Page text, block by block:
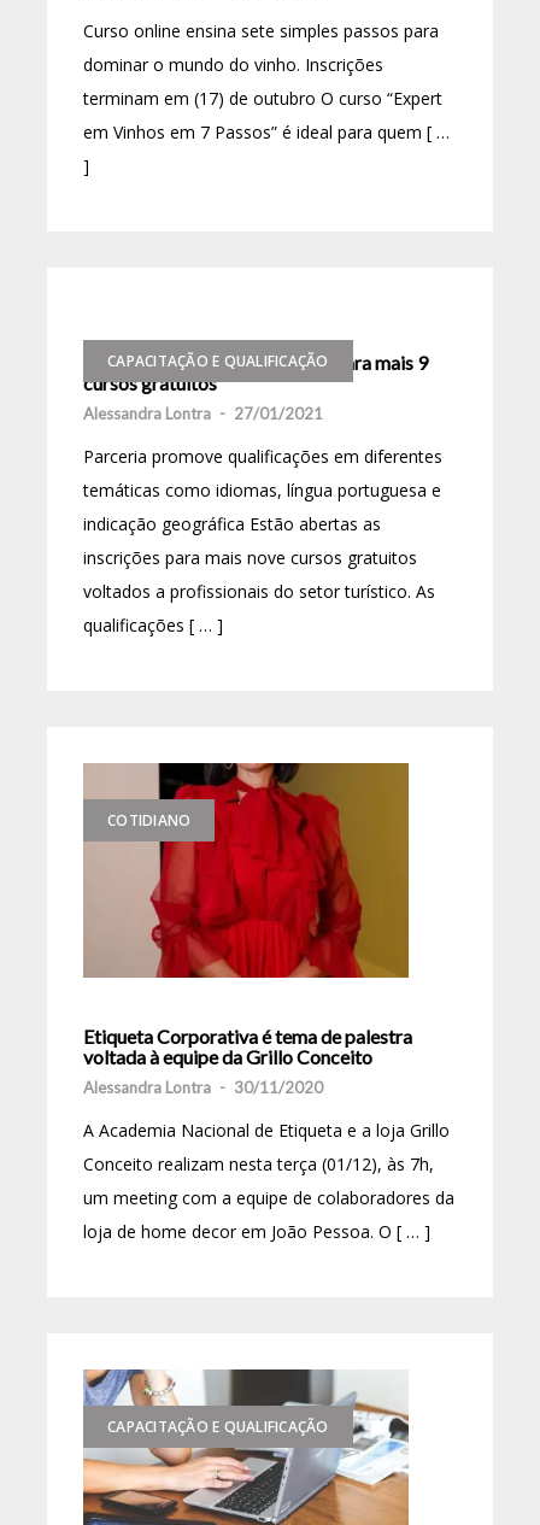
Curso online ensina sete simples passos para
dominar o mundo do vinho. Inscrições
terminam em (17) de outubro O curso “Expert
em Vinhos em 7 Passos” é ideal para quem [ …
]
CAPACITAÇÃO E QUALIFICAÇÃO
MTur e IFRS abrem inscrições para mais 9
cursos gratuitos
Alessandra Lontra - 27/01/2021
Parceria promove qualificações em diferentes
temáticas como idiomas, língua portuguesa e
indicação geográfica Estão abertas as
inscrições para mais nove cursos gratuitos
voltados a profissionais do setor turístico. As
qualificações [ … ]
COTIDIANO
Etiqueta Corporativa é tema de palestra
voltada à equipe da Grillo Conceito
Alessandra Lontra - 30/11/2020
A Academia Nacional de Etiqueta e a loja Grillo
Conceito realizam nesta terça (01/12), às 7h,
um meeting com a equipe de colaboradores da
loja de home decor em João Pessoa. O [ … ]
CAPACITAÇÃO E QUALIFICAÇÃO